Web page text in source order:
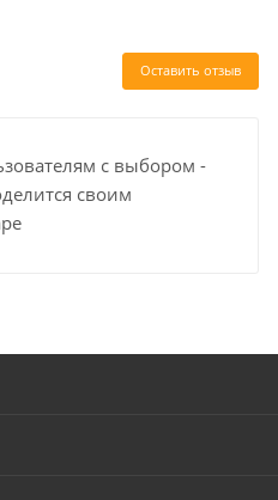
Оставить отзыв
с выбором -
своим